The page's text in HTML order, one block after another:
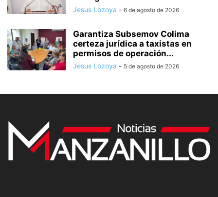
Jesus Lozoya - 6 de agosto de 2026
Garantiza Subsemov Colima
certeza jurídica a taxistas en
permisos de operación...
Jesus Lozoya - 5 de agosto de 2026